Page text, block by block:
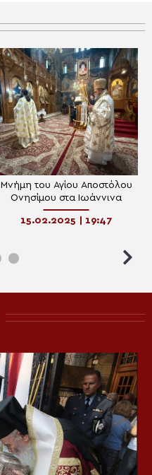
Μνήμη του Αγίου Αποστόλου
Ονησίμου στα Ιωάννινα
15.02.2025 | 19:47